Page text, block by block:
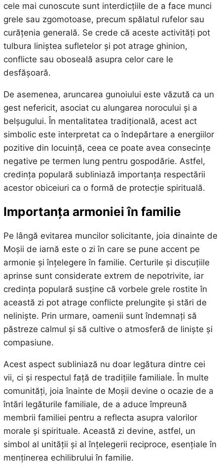
cele mai cunoscute sunt interdicțiile de a face munci
grele sau zgomotoase, precum spălatul rufelor sau
curățenia generală. Se crede că aceste activități pot
tulbura liniștea sufletelor și pot atrage ghinion,
conflicte sau oboseală asupra celor care le
desfășoară.
De asemenea, aruncarea gunoiului este văzută ca un
gest nefericit, asociat cu alungarea norocului și a
belșugului. În mentalitatea tradițională, acest act
simbolic este interpretat ca o îndepărtare a energiilor
pozitive din locuință, ceea ce poate avea consecințe
negative pe termen lung pentru gospodărie. Astfel,
credința populară subliniază importanța respectării
acestor obiceiuri ca o formă de protecție spirituală.
Importanța armoniei în familie
Pe lângă evitarea muncilor solicitante, joia dinainte de
Moșii de iarnă este o zi în care se pune accent pe
armonie și înțelegere în familie. Certurile și discuțiile
aprinse sunt considerate extrem de nepotrivite, iar
credința populară susține că vorbele grele rostite în
această zi pot atrage conflicte prelungite și stări de
neliniște. Prin urmare, oamenii sunt îndemnați să
păstreze calmul și să cultive o atmosferă de liniște și
compasiune.
Acest aspect subliniază nu doar legătura dintre cei
vii, ci și respectul față de tradițiile familiale. În multe
comunități, joia înainte de Moșii devine o ocazie de a
întări legăturile familiale, de a aduce împreună
membrii familiei pentru a reflecta asupra valorilor
morale și spirituale. Această zi devine, astfel, un
simbol al unității și al înțelegerii reciproce, esențiale în
menținerea echilibrului în familie.